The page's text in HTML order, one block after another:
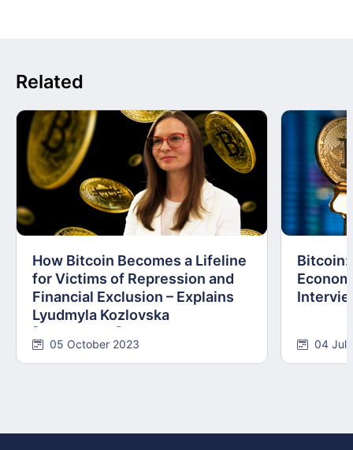
Related
How Bitcoin Becomes a Lifeline
for Victims of Repression and
Financial Exclusion – Explains
Lyudmyla Kozlovska
05 October 2023
Bitcoin:
04